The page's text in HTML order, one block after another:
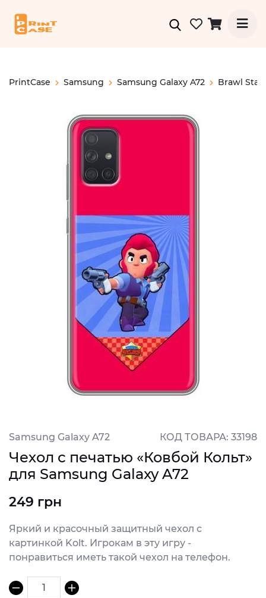
PrintCase Samsung Samsung Galaxy A72 Brawl Stars
Samsung Galaxy A72 КОД ТОВАРА: 33198
Чехол с печатью «Ковбой Кольт»
для Samsung Galaxy A72
249 грн
Яркий и красочный защитный чехол с
картинкой Kolt. Игрокам в эту игру -
понравиться иметь такой чехол на телефон.
1